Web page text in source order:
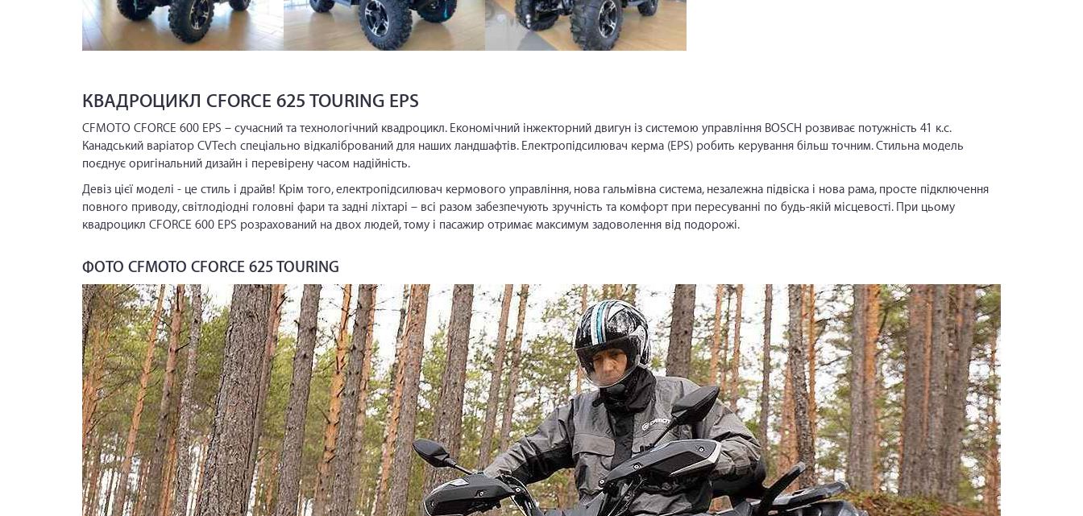
КВАДРОЦИКЛ CFORCE 625 TOURING EPS
CFMOTO CFORCE 600 EPS – сучасний та технологічний квадроцикл. Економічний інжекторний двигун із системою управління BOSCH розвиває потужність 41 к.с.
Канадський варіатор CVTech спеціально відкалібрований для наших ландшафтів. Електропідсилювач керма (EPS) робить керування більш точним. Стильна модель
поєднує оригінальний дизайн і перевірену часом надійність.
Девіз цієї моделі - це стиль і драйв! Крім того, електропідсилювач кермового управління, нова гальмівна система, незалежна підвіска і нова рама, просте підключення
повного приводу, світлодіодні головні фари та задні ліхтарі – всі разом забезпечують зручність та комфорт при пересуванні по будь-якій місцевості. При цьому
квадроцикл CFORCE 600 EPS розрахований на двох людей, тому і пасажир отримає максимум задоволення від подорожі.
ФОТО CFMOTO CFORCE 625 TOURING